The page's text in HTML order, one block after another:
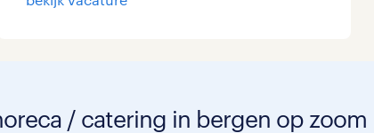
Supply chain & procurement
/ catering in bergen op zoom